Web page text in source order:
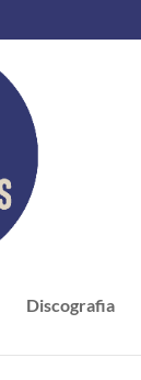
Discografia